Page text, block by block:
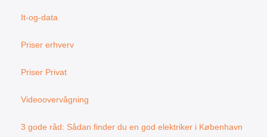
It-og-data
Priser erhverv
Priser Privat
Videoovervågning
3 gode råd: Sådan finder du en god elektriker i København